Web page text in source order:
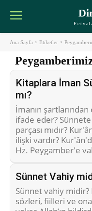
Ana Sayfa Etiketler
Kitaplara İman
mı?
İmanın
ifade eder?
parçası mıdır?
ilişki vardır?
Hz. Peygamber'e
Sünnet Vahiy
Sünnet vahiy midir?
sözleri, fiilleri ve